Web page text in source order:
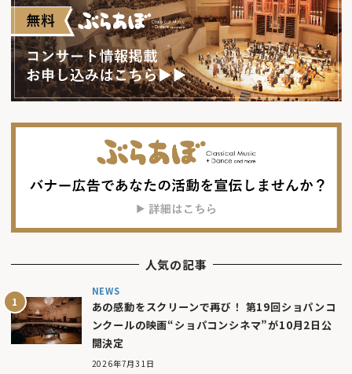
人気の記事
NEWS
あの感動をスクリーンで再び！ 第19回ショパンコ
ンクールの映画“ショパコンシネマ”が10月2日公
開決定
2026年7月31日